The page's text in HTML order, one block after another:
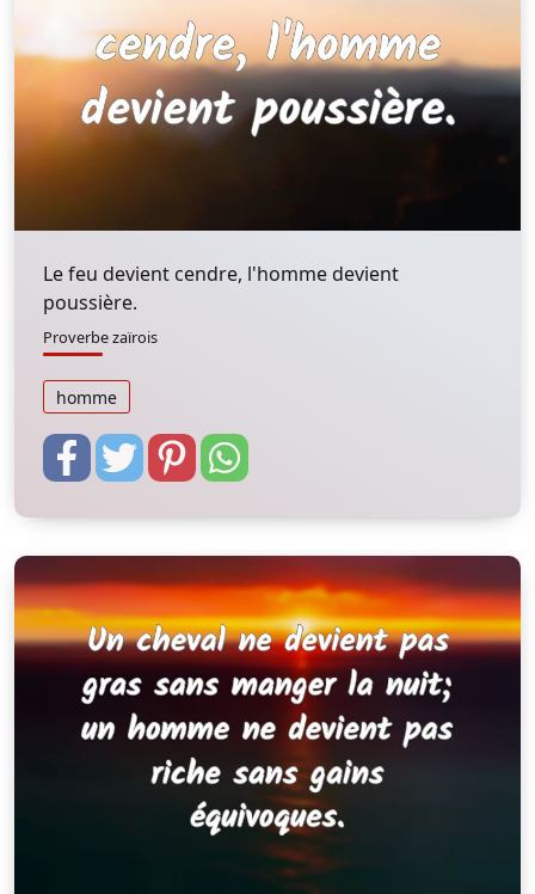
Le feu devient cendre, l'homme devient
poussière.
Proverbe zaïrois
homme